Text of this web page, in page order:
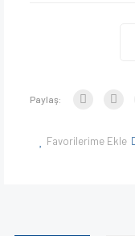
Paylaş:
Favorilerime Ekle